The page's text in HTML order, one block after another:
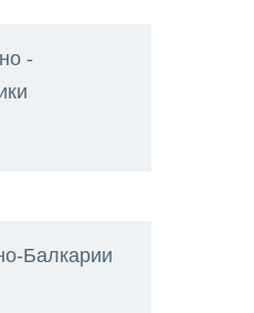
-
Балкарии